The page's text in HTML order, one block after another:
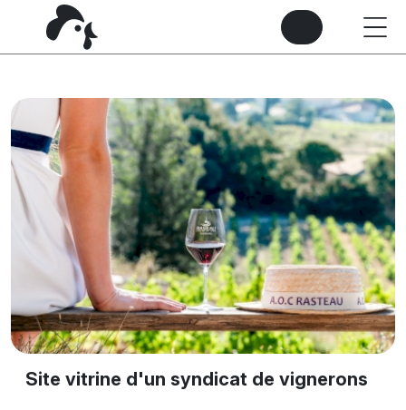
Site vitrine d'un syndicat de vignerons